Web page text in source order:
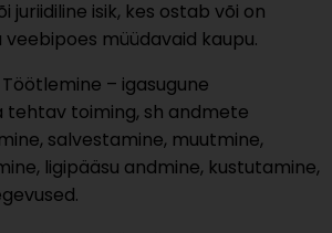
juriidiline isik, kes ostab või on
veebipoes müüdavaid kaupu.
– igasugune
tehtav toiming, sh andmete
salvestamine, muutmine,
ligipääsu andmine, kustutamine,